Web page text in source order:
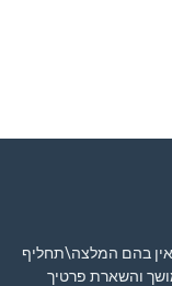
בהם המלצה\תחליף
והשארת פרטיך